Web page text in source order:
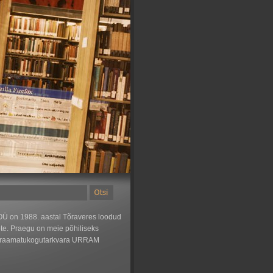
on 1988. aastal Tõraveres loodud
Praegu on meie põhiliseks
URRAM